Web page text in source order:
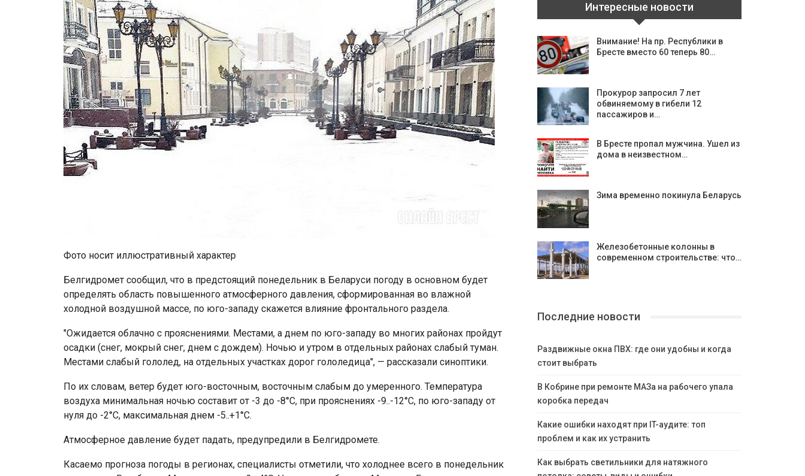
Фото носит иллюстративный характер
Белгидромет сообщил, что в предстоящий понедельник в Беларуси погоду в основном будет
определять область повышенного атмосферного давления, сформированная во влажной
холодной воздушной массе, по юго-западу скажется влияние фронтального раздела.
"Ожидается облачно с прояснениями. Местами, а днем по юго-западу во многих районах пройдут
осадки (снег, мокрый снег, днем с дождем). Ночью и утром в отдельных районах слабый туман.
Местами слабый гололед, на отдельных участках дорог гололедица", — рассказали синоптики.
По их словам, ветер будет юго-восточным, восточным слабым до умеренного. Температура
воздуха минимальная ночью составит от -3 до -8°С, при прояснениях -9..-12°С, по юго-западу от
нуля до -2°С, максимальная днем -5..+1°С.
Атмосферное давление будет падать, предупредили в Белгидромете.
Касаемо прогноза погоды в регионах, специалисты отметили, что холоднее всего в понедельник
Интересные новости
Внимание! На пр. Республики в
Бресте вместо 60 теперь 80…
Прокурор запросил 7 лет
обвиняемому в гибели 12
пассажиров и…
В Бресте пропал мужчина. Ушел из
дома в неизвестном…
Зима временно покинула Беларусь
Железобетонные колонны в
современном строительстве: что…
Последние новости
Раздвижные окна ПВХ: где они удобны и когда
стоит выбрать
В Кобрине при ремонте МАЗа на рабочего упала
коробка передач
Какие ошибки находят при IT-аудите: топ
проблем и как их устранить
Как выбрать светильники для натяжного